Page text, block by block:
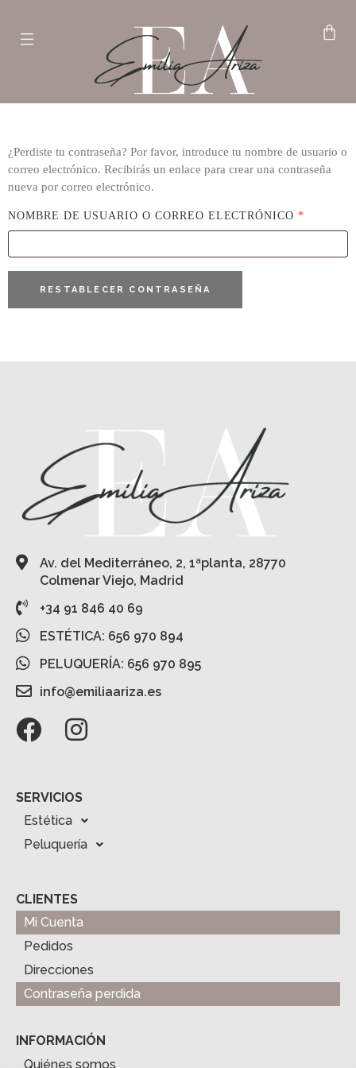
¿Perdiste tu contraseña? Por favor, introduce tu nombre de usuario o
correo electrónico. Recibirás un enlace para crear una contraseña
nueva por correo electrónico.
NOMBRE DE USUARIO O CORREO ELECTRÓNICO*
RESTABLECER CONTRASEÑA
Av. del Mediterráneo, 2, 1ªplanta, 28770
Colmenar Viejo, Madrid
+34 91 846 40 69
ESTÉTICA: 656 970 894
PELUQUERÍA: 656 970 895
info@emiliaariza.es
SERVICIOS
Estética
Peluquería
CLIENTES
Mi Cuenta
Pedidos
Direcciones
Contraseña perdida
INFORMACIÓN
Quiénes somos